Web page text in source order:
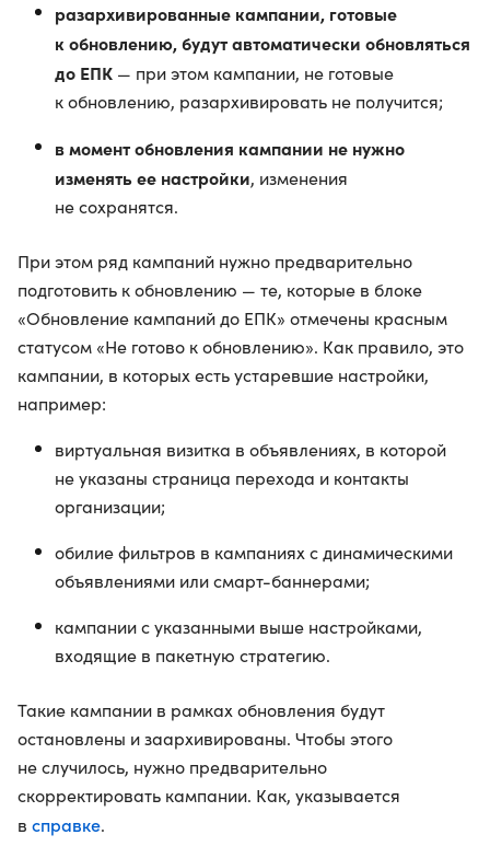
разархивированные кампании, готовые
к обновлению, будут автоматически обновляться
до ЕПК — при этом кампании, не готовые
к обновлению, разархивировать не получится;
в момент обновления кампании не нужно
изменять ее настройки, изменения
не сохранятся.
При этом ряд кампаний нужно предварительно
подготовить к обновлению — те, которые в блоке
«Обновление кампаний до ЕПК» отмечены красным
статусом «Не готово к обновлению». Как правило, это
кампании, в которых есть устаревшие настройки,
например:
виртуальная визитка в объявлениях, в которой
не указаны страница перехода и контакты
организации;
обилие фильтров в кампаниях с динамическими
объявлениями или смарт-баннерами;
кампании с указанными выше настройками,
входящие в пакетную стратегию.
Такие кампании в рамках обновления будут
остановлены и заархивированы. Чтобы этого
не случилось, нужно предварительно
скорректировать кампании. Как, указывается
в справке.